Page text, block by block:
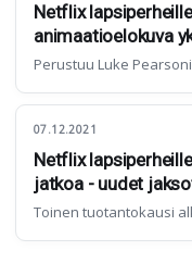
Netflix
animaatioelokuva
Perustuu Luke
07.12.2021
Netflix
jatkoa - uudet
Toinen tuotantokausi